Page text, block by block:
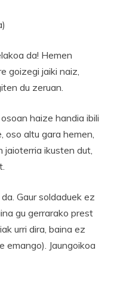
da! Hemen
goizegi jaiki naiz,
du zeruan.
haize handia ibili
oso altu gara hemen,
ikusten dut,
Gaur soldaduek ez
gu gerrarako prest
urri dira, baina ez
emango). Jaungoikoa